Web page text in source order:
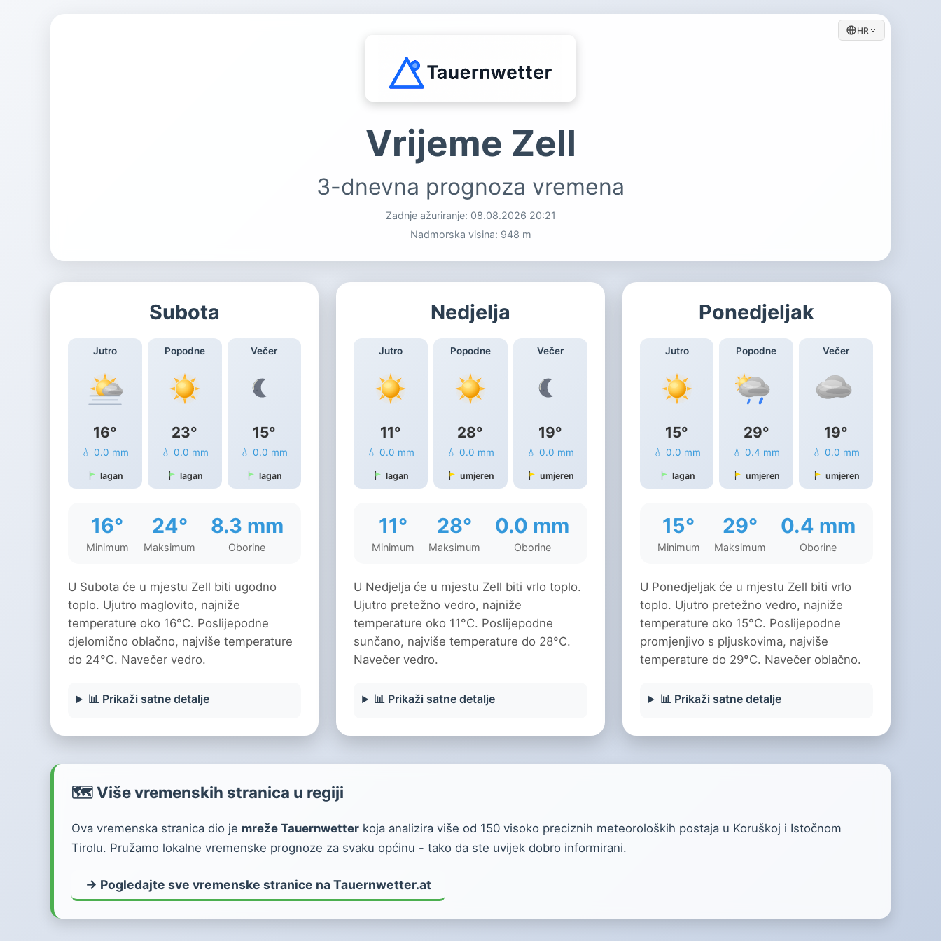
HR
Vrijeme Zell
3-dnevna prognoza vremena
Zadnje ažuriranje: 08.08.2026 20:21
Nadmorska visina: 948 m
Subota
Jutro
16°
💧 0.0 mm
lagan
Popodne
23°
💧 0.0 mm
lagan
Večer
15°
💧 0.0 mm
lagan
16°
Minimum
24°
Maksimum
8.3 mm
Oborine
U Subota će u mjestu Zell biti ugodno
toplo. Ujutro maglovito, najniže
temperature oko 16°C. Poslijepodne
djelomično oblačno, najviše temperature
do 24°C. Navečer vedro.
📊 Prikaži satne detalje
Nedjelja
Jutro
11°
💧 0.0 mm
lagan
Popodne
28°
💧 0.0 mm
umjeren
Večer
19°
💧 0.0 mm
umjeren
11°
Minimum
28°
Maksimum
0.0 mm
Oborine
U Nedjelja će u mjestu Zell biti vrlo toplo.
Ujutro pretežno vedro, najniže
temperature oko 11°C. Poslijepodne
sunčano, najviše temperature do 28°C.
Navečer vedro.
📊 Prikaži satne detalje
Ponedjeljak
Jutro
15°
💧 0.0 mm
lagan
Popodne
29°
💧 0.4 mm
umjeren
Večer
19°
💧 0.0 mm
umjeren
15°
Minimum
29°
Maksimum
0.4 mm
Oborine
U Ponedjeljak će u mjestu Zell biti vrlo
toplo. Ujutro pretežno vedro, najniže
temperature oko 15°C. Poslijepodne
promjenjivo s pljuskovima, najviše
temperature do 29°C. Navečer oblačno.
📊 Prikaži satne detalje
🗺️ Više vremenskih stranica u regiji
Ova vremenska stranica dio je mreže Tauernwetter koja analizira više od 150 visoko preciznih meteoroloških postaja u Koruškoj i Istočnom
Tirolu. Pružamo lokalne vremenske prognoze za svaku općinu - tako da ste uvijek dobro informirani.
→ Pogledajte sve vremenske stranice na Tauernwetter.at